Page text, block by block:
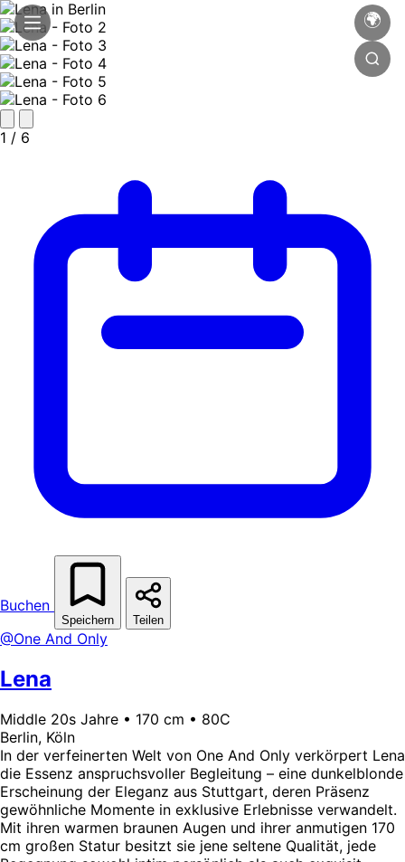
🌍
1 / 6
Buchen
Speichern Teilen
@One And Only
Lena
Middle 20s Jahre • 170 cm • 80C
Berlin, Köln
In der verfeinerten Welt von One And Only verkörpert Lena
die Essenz anspruchsvoller Begleitung – eine dunkelblonde
Erscheinung der Eleganz aus Stuttgart, deren Präsenz
gewöhnliche Momente in exklusive Erlebnisse verwandelt.
Mit ihren warmen braunen Augen und ihrer anmutigen 170
cm großen Statur besitzt sie jene seltene Qualität, jede